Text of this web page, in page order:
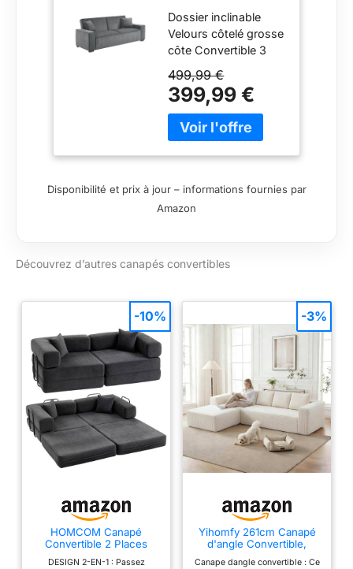
Places Gris
foncé Velours
côtelé L 231 x P
96.5 x H 80cm
Dossier inclinable
Velours côtelé grosse
côte Convertible 3
499,99 €
399,99 €
Disponibilité et prix à jour – informations fournies par
Amazon
Découvrez d’autres canapés convertibles
HOMCOM Canapé
Convertible 2 Places
DESIGN 2-EN-1 : Passez
-10%
Yihomfy 261cm Canapé
d'angle Convertible,
Canape dangle convertible : Ce
-3%